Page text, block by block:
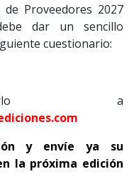
Proveedores 2027
dar un sencillo
cuestionario:
a
y envíe ya su
la próxima edición